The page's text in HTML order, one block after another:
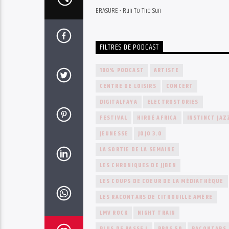
ERASURE - Run To The Sun
FILTRES DE PODCAST
100% PODCAST
ARTISTE
CENTRE DE LOISIRS
CONCERT
DIGITALFAYA
ELECTROSTORIES
FESTIVAL
HIRDÉ AFRICA
INSTINCT
JEUNESSE
JOJO 3.0
LA SORTIE DE LA SEMAINE
LES CHRONIQUES DE JJBEN
LES COUPS DE COEUR DE LA MÉDIATHÈQUE
LES RACONTARS DE CITROUILLE AMÈRE
LMV ROCK
NIGHT TRAIN